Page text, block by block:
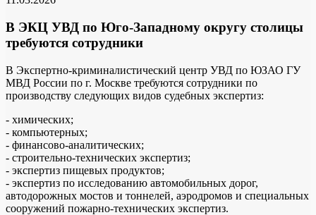
В ЭКЦ УВД по Юго-Западному округу столицы
требуются сотрудники
В Экспертно-криминалистический центр УВД по ЮЗАО ГУ
МВД России по г. Москве требуются сотрудники по
производству следующих видов судебных экспертиз:
- химических;
- компьютерных;
- финансово-аналитических;
- строительно-технических экспертиз;
- экспертиз пищевых продуктов;
- экспертиз по исследованию автомобильных дорог,
автодорожных мостов и тоннелей, аэродромов и специальных
сооружений пожарно-технических экспертиз.